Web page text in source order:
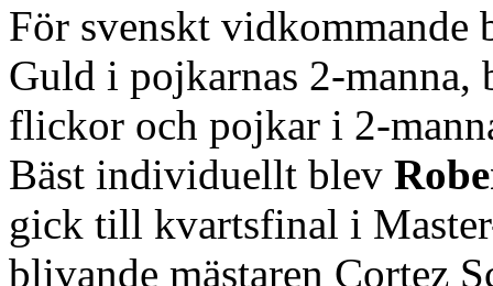
För svenskt
Guld i pojkarnas 2-
flickor och pojkar i 2-
Bäst individuellt blev
gick till kvartsfinal i
blivande mästaren Cortez